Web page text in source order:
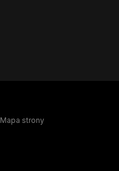
Mapa strony